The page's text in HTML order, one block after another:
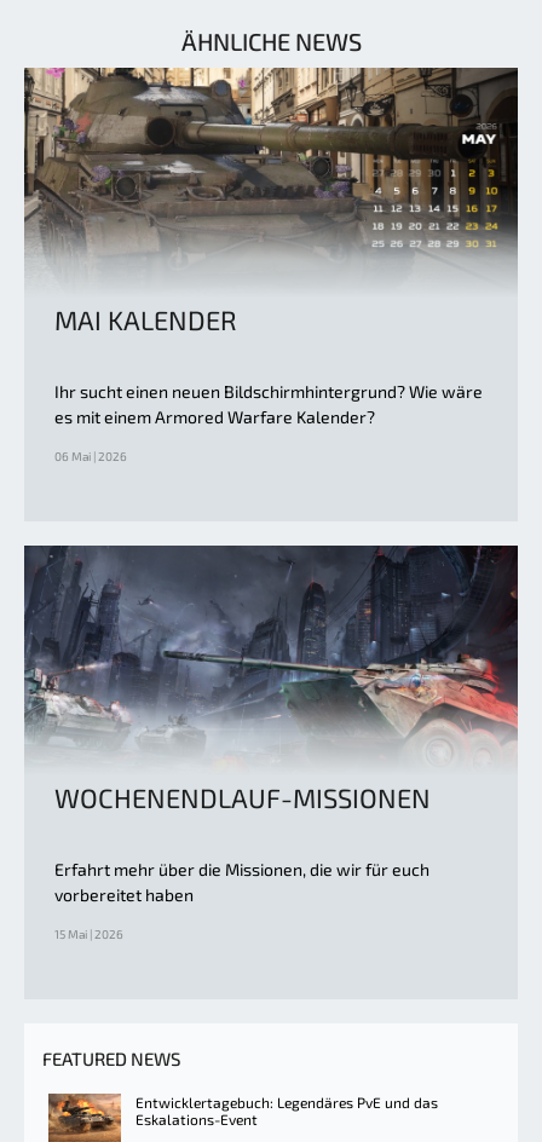
ÄHNLICHE NEWS
MAI KALENDER
Ihr sucht einen neuen Bildschirmhintergrund? Wie wäre
es mit einem Armored Warfare Kalender?
06 Mai | 2026
WOCHENENDLAUF-MISSIONEN
Erfahrt mehr über die Missionen, die wir für euch
vorbereitet haben
15 Mai | 2026
FEATURED NEWS
Entwicklertagebuch: Legendäres PvE und das
Eskalations-Event